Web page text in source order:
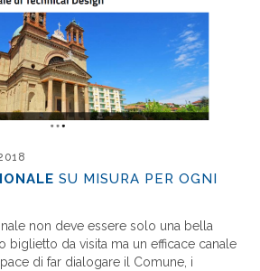
SU MISURA PER OGNI
non deve essere solo una bella
biglietto da visita ma un efficace canale
di far dialogare il Comune, i